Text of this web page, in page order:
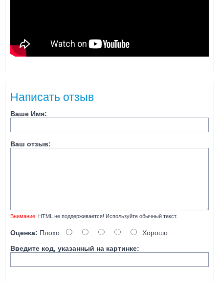
Написать отзыв
Ваше Имя:
Ваш отзыв:
Внимание: HTML не поддерживается! Используйте обычный текст.
Оценка: Плохо
Хорошо
Введите код, указанный на картинке: